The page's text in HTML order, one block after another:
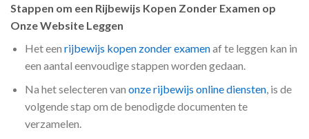
Stappen om een Rijbewijs Kopen Zonder Examen op
Onze Website Leggen
Het een rijbewijs kopen zonder examenaf te leggen kan in
een aantal eenvoudige stappen worden gedaan.
Na het selecteren van onze rijbewijs online diensten, is de
volgende stap om de benodigde documenten te
verzamelen.